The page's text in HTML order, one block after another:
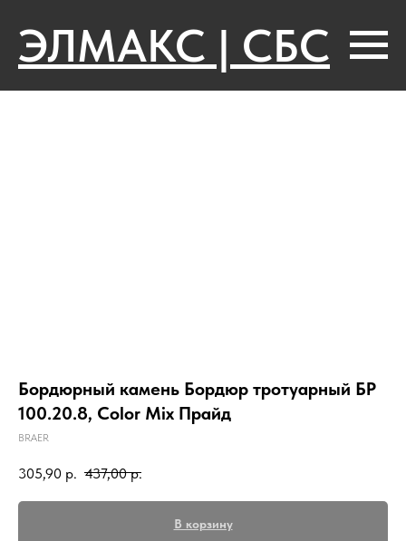
ЭЛМАКС | СБС
Бордюрный камень Бордюр тротуарный БР
100.20.8, Color Mix Прайд
BRAER
305,90 р. 437,00 р.
В корзину